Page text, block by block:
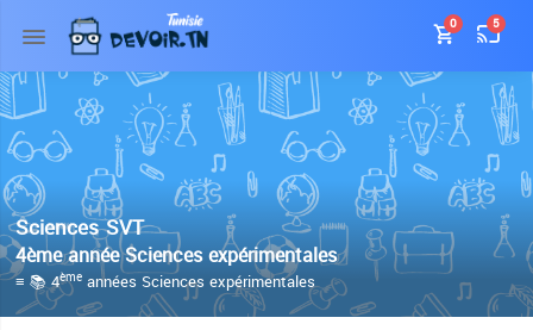
0 5
Sciences SVT
4ème année Sciences expérimentales
≡ 📚 4ème années Sciences expérimentales